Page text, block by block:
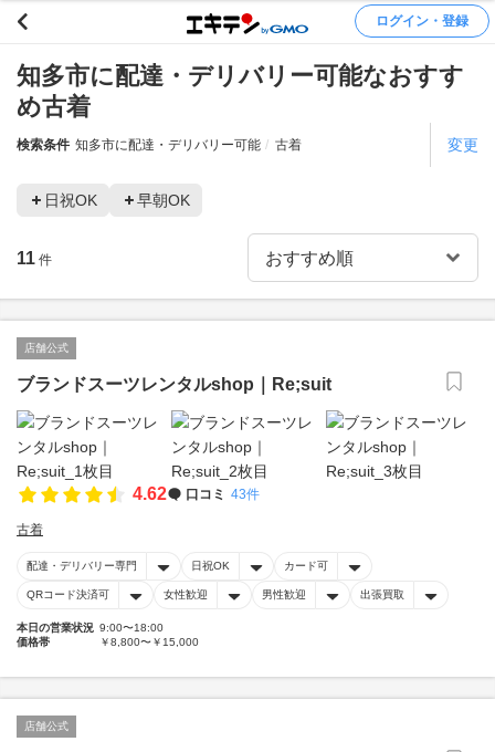
ログイン・登録
知多市に配達・デリバリー可能なおすす
め古着
検索条件 知多市に配達・デリバリー可能 古着 変更
日祝OK 早朝OK
11 件
店舗公式
ブランドスーツレンタルshop｜Re;suit
4.62 口コミ 43件
古着
配達・デリバリー専門 日祝OK カード可
QRコード決済可 女性歓迎 男性歓迎 出張買取
本日の営業状況 9:00〜18:00
価格帯
￥8,800〜￥15,000
店舗公式